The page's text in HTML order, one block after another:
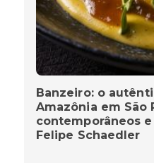
Banzeiro: o
Amazônia em São
contemporâneos
Felipe Schaedler